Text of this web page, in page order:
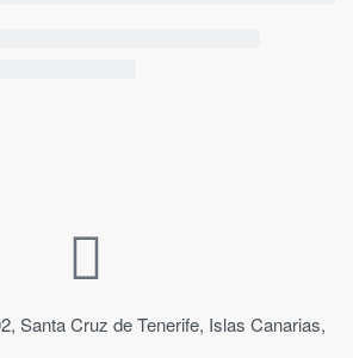
Santa Cruz de Tenerife, Islas Canarias,